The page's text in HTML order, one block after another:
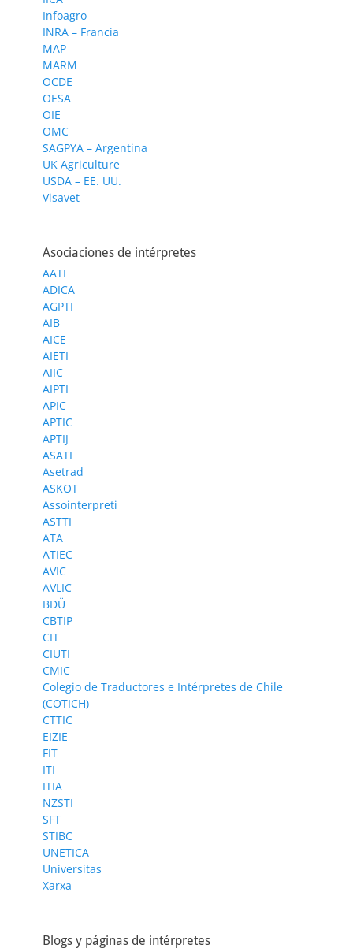
Infoagro
INRA – Francia
MAP
MARM
OCDE
OESA
OIE
OMC
SAGPYA – Argentina
UK Agriculture
USDA – EE. UU.
Visavet
Asociaciones de intérpretes
AATI
ADICA
AGPTI
AIB
AICE
AIETI
AIIC
AIPTI
APIC
APTIC
APTIJ
ASATI
Asetrad
ASKOT
Assointerpreti
ASTTI
ATA
ATIEC
AVIC
AVLIC
BDÜ
CBTIP
CIT
CIUTI
CMIC
Colegio de Traductores e Intérpretes de Chile
(COTICH)
CTTIC
EIZIE
FIT
ITI
ITIA
NZSTI
SFT
STIBC
UNETICA
Universitas
Xarxa
Blogs y páginas de intérpretes